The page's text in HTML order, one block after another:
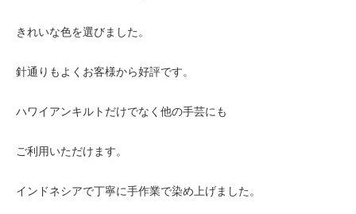
きれいな色を選びました。
針通りもよくお客様から好評です。
ハワイアンキルトだけでなく他の手芸にも
ご利用いただけます。
インドネシアで丁寧に手作業で染め上げました。